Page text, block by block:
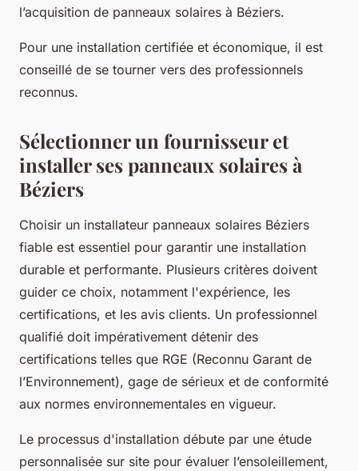
l’acquisition de panneaux solaires à Béziers.
Pour une installation certifiée et économique, il est
conseillé de se tourner vers des professionnels
reconnus.
Sélectionner un fournisseur et
installer ses panneaux solaires à
Béziers
Choisir un installateur panneaux solaires Béziers
fiable est essentiel pour garantir une installation
durable et performante. Plusieurs critères doivent
guider ce choix, notamment l'expérience, les
certifications, et les avis clients. Un professionnel
qualifié doit impérativement détenir des
certifications telles que RGE (Reconnu Garant de
l’Environnement), gage de sérieux et de conformité
aux normes environnementales en vigueur.
Le processus d'installation débute par une étude
personnalisée sur site pour évaluer l’ensoleillement,